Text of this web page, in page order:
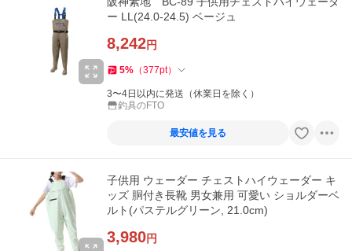
ー LL(24.0-24.5) ベージュ
8,242円
5% （377pt）
3〜4日以内に発送（休業日を除く）
釣具のFTO
最安値を見る
子供用 ウェーダー チェストハイウェーダー キ
ッズ 胴付き長靴 男女兼用 可愛い ショルダーベ
ルト(パステルグリーン, 21.0cm)
3,980円